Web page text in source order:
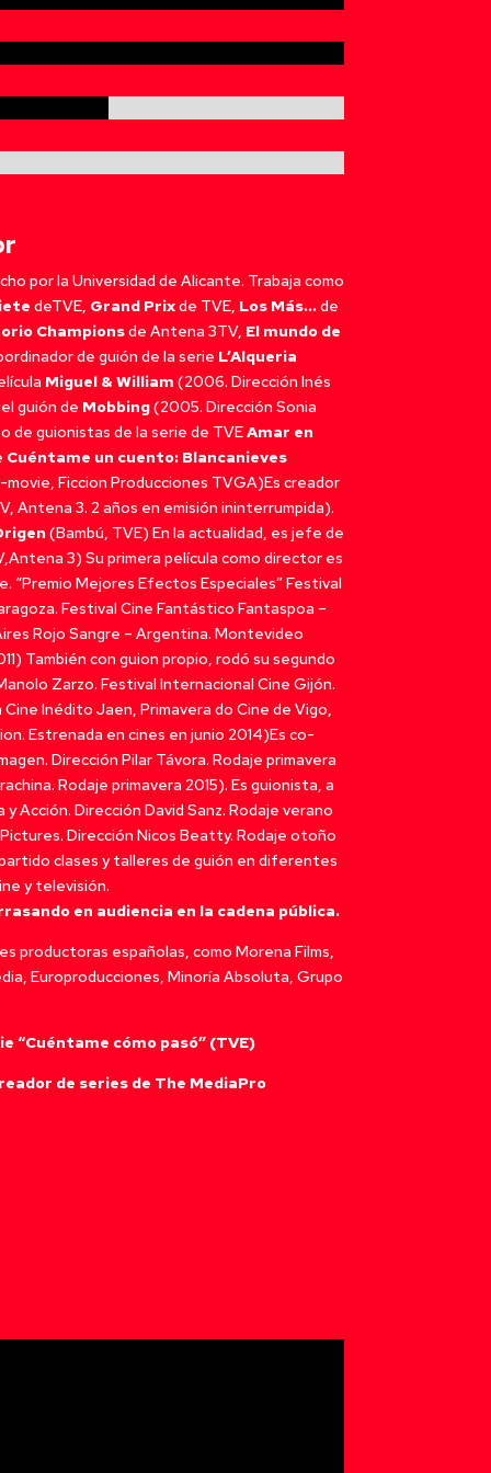
por la Universidad de Alicante. Trabaja como
deTVE, Grand Prixde TVE, Los Más…de
Championsde Antena 3TV, El mundo de
de guión de la serie L’Alqueria
Miguel & William (2006. Dirección Inés
guión de Mobbing(2005. Dirección Sonia
de guionistas de la serie de TVEAmar en
Cuéntame un cuento: Blancanieves
Ficcion Producciones TVGA)Es creador
Antena 3. 2 años en emisión ininterrumpida).
(Bambú, TVE) En la actualidad, es jefe de
3) Su primera película como director es
“Premio Mejores Efectos Especiales” Festival
Festival Cine Fantástico Fantaspoa –
Rojo Sangre – Argentina. Montevideo
También con guion propio, rodó su segundo
Zarzo. Festival Internacional Cine Gijón.
Inédito Jaen, Primavera do Cine de Vigo,
Estrenada en cines en junio 2014)Es co-
Dirección Pilar Távora. Rodaje primavera
Rodaje primavera 2015). Es guionista, a
Acción. Dirección David Sanz. Rodaje verano
Dirección Nicos Beatty. Rodaje otoño
clases y talleres de guión en diferentes
y televisión.
en audiencia en la cadena pública.
productoras españolas, como Morena Films,
Europroducciones, Minoría Absoluta, Grupo
“Cuéntame cómo pasó” (TVE)
de series de The MediaPro